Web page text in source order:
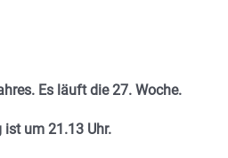
Es läuft die 27. Woche.
ist um 21.13 Uhr.